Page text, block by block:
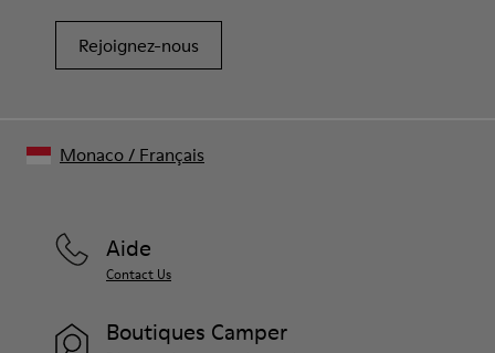
Rejoignez-nous
Aide
Contact Us
Boutiques Camper
Monaco/ Français